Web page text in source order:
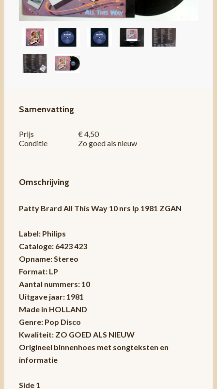
Samenvatting
Prijs
€ 4,50
Conditie
Zo goed als nieuw
Omschrijving
Patty Brard ‎All This Way 10 nrs lp 1981 ZGAN
Label: Philips
Cataloge: 6423 423
Opname: Stereo
Format: LP
Aantal nummers: 10
Uitgave jaar: 1981
Made in HOLLAND
Genre: Pop Disco
Kwaliteit: ZO GOED ALS NIEUW
Origineel binnenhoes met songteksten en
informatie
Side 1